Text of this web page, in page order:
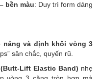
bền màu: Duy trì form dáng
nâng và định khối vòng 3
săn chắc, quyến rũ.
Lift Elastic Band) nhẹ